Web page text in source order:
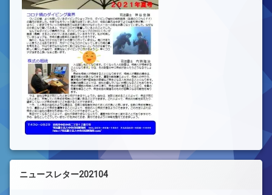
ニュースレター202104